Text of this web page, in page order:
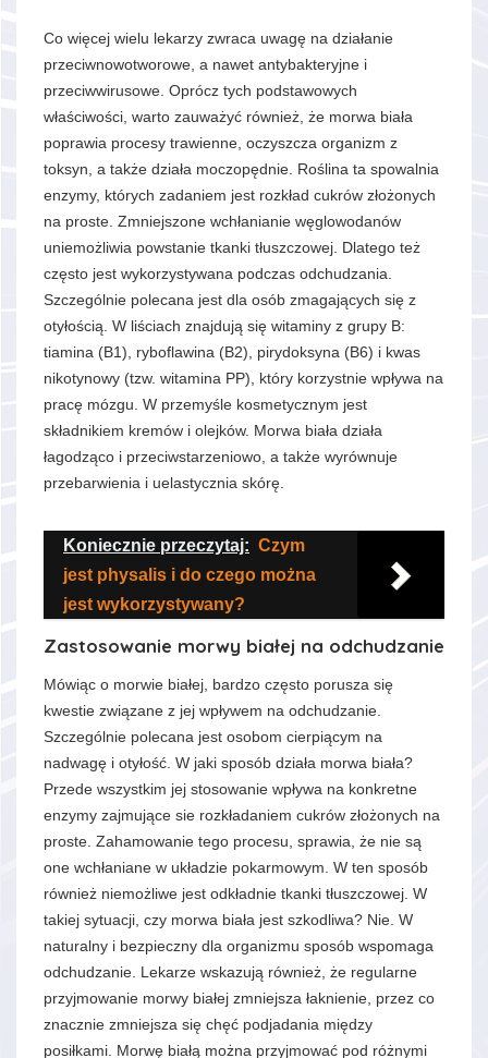
Co więcej wielu lekarzy zwraca uwagę na działanie
przeciwnowotworowe, a nawet antybakteryjne i
przeciwwirusowe. Oprócz tych podstawowych
właściwości, warto zauważyć również, że morwa biała
poprawia procesy trawienne, oczyszcza organizm z
toksyn, a także działa moczopędnie. Roślina ta spowalnia
enzymy, których zadaniem jest rozkład cukrów złożonych
na proste. Zmniejszone wchłanianie węglowodanów
uniemożliwia powstanie tkanki tłuszczowej. Dlatego też
często jest wykorzystywana podczas odchudzania.
Szczególnie polecana jest dla osób zmagających się z
otyłością. W liściach znajdują się witaminy z grupy B:
tiamina (B1), ryboflawina (B2), pirydoksyna (B6) i kwas
nikotynowy (tzw. witamina PP), który korzystnie wpływa na
pracę mózgu. W przemyśle kosmetycznym jest
składnikiem kremów i olejków. Morwa biała działa
łagodząco i przeciwstarzeniowo, a także wyrównuje
przebarwienia i uelastycznia skórę.
Koniecznie przeczytaj: Czym
jest physalis i do czego można
jest wykorzystywany?
Zastosowanie morwy białej na odchudzanie
Mówiąc o morwie białej, bardzo często porusza się
kwestie związane z jej wpływem na odchudzanie.
Szczególnie polecana jest osobom cierpiącym na
nadwagę i otyłość. W jaki sposób działa morwa biała?
Przede wszystkim jej stosowanie wpływa na konkretne
enzymy zajmujące sie rozkładaniem cukrów złożonych na
proste. Zahamowanie tego procesu, sprawia, że nie są
one wchłaniane w układzie pokarmowym. W ten sposób
również niemożliwe jest odkładnie tkanki tłuszczowej. W
takiej sytuacji, czy morwa biała jest szkodliwa? Nie. W
naturalny i bezpieczny dla organizmu sposób wspomaga
odchudzanie. Lekarze wskazują również, że regularne
przyjmowanie morwy białej zmniejsza łaknienie, przez co
znacznie zmniejsza się chęć podjadania między
posiłkami. Morwę białą można przyjmować pod różnymi